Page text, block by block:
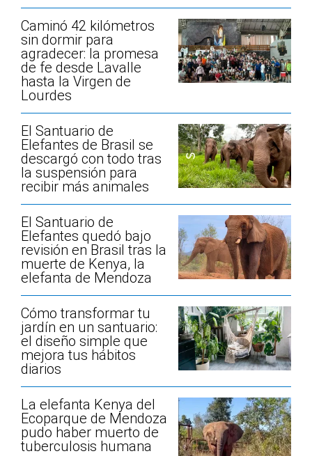
Caminó 42 kilómetros
sin dormir para
agradecer: la promesa
de fe desde Lavalle
hasta la Virgen de
Lourdes
El Santuario de
Elefantes de Brasil se
descargó con todo tras
la suspensión para
recibir más animales
El Santuario de
Elefantes quedó bajo
revisión en Brasil tras la
muerte de Kenya, la
elefanta de Mendoza
Cómo transformar tu
jardín en un santuario:
el diseño simple que
mejora tus hábitos
diarios
La elefanta Kenya del
Ecoparque de Mendoza
pudo haber muerto de
tuberculosis humana